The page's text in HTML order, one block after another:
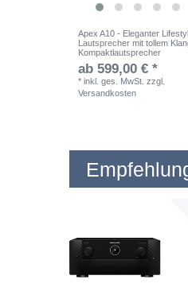
Apex A10 - Eleganter
Lautsprecher mit tollem
Kompaktlautsprecher
ab 599,00 € *
*inkl. ges. MwSt. zzgl.
Versandkosten